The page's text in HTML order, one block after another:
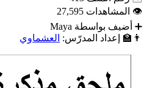
المشاهدات 27,595
أضيف بواسطة Maya
إعداد المدرّس: العشماوي